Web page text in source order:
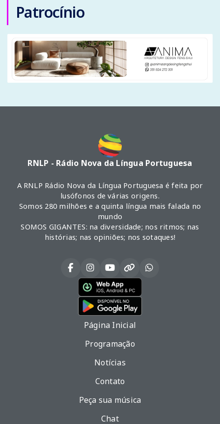
Patrocínio
RNLP - Rádio Nova da Língua Portuguesa
A RNLP Rádio Nova da Língua Portuguesa é feita por
lusófonos de várias origens.
Somos 280 milhões e a quinta língua mais falada no
mundo
SOMOS GIGANTES: na diversidade; nos ritmos; nas
histórias; nas opiniões; nos sotaques!
Página Inicial
Programação
Notícias
Contato
Peça sua música
Chat